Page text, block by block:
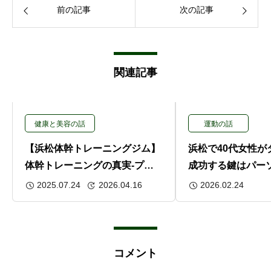
前の記事 次の記事
関連記事
健康と美容の話
【浜松体幹トレーニングジム】
体幹トレーニングの真実-プラ
ンクだけじゃ足りない！専門サ
ポートで「使える体幹」を手に
2025.07.24 2026.04.16
運動の話
浜松で40代女性が
成功する鍵はパー
の“姿勢改善”だっ
2026.02.24
コメント